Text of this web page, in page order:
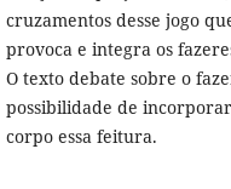
cruzamentos desse jogo
provoca e integra os
O texto debate sobre o
possibilidade de
corpo essa feitura.